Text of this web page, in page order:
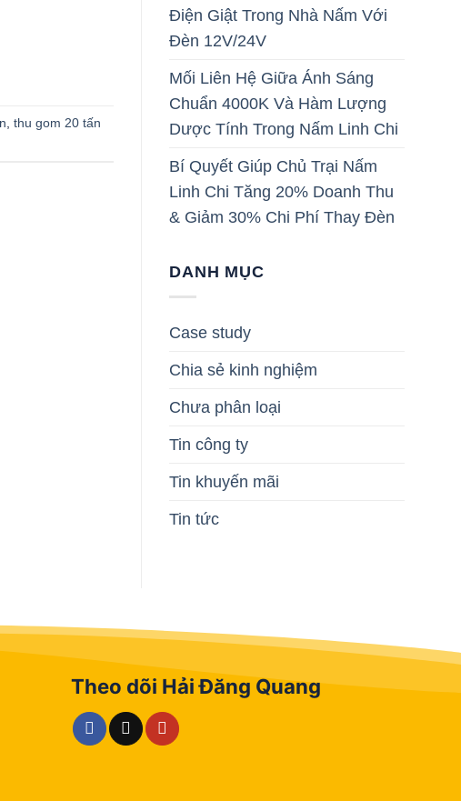
, thu gom 20 tấn
Điện Giật Trong Nhà Nấm Với
Đèn 12V/24V
Mối Liên Hệ Giữa Ánh Sáng
Chuẩn 4000K Và Hàm Lượng
Dược Tính Trong Nấm Linh Chi
Bí Quyết Giúp Chủ Trại Nấm
Linh Chi Tăng 20% Doanh Thu
& Giảm 30% Chi Phí Thay Đèn
DANH MỤC
Case study
Chia sẻ kinh nghiệm
Chưa phân loại
Tin công ty
Tin khuyến mãi
Tin tức
Theo dõi Hải Đăng Quang